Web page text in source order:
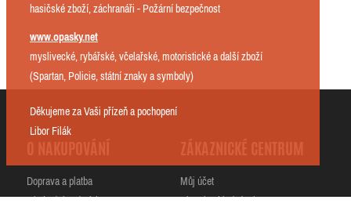
Doprava a platba
Obchodní podmínky
Můj účet
Historie objednávek
hasičské zboží, záchranáři - Požární bezpečnost
www.opasky.net
myslivecké, rybářské, včelařské, motoristické a další zboží
(Spartan, Policie, státní znaky a symboly)
Děkujeme za Vaši přízeň a pochopení
Libor Filák